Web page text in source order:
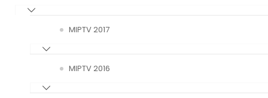
MIPTV 2017
MIPTV 2016